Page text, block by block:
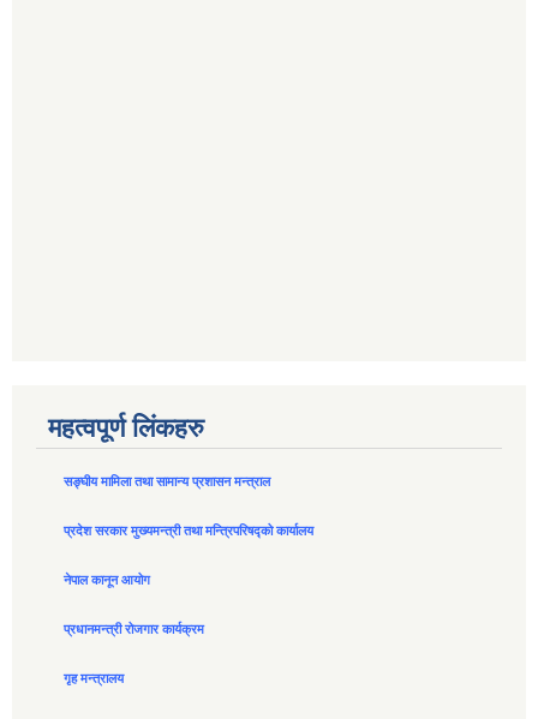
महत्वपूर्ण लिंकहरु
सङ्घीय मामिला तथा सामान्य प्रशासन मन्त्राल
प्रदेश सरकार मुख्यमन्त्री तथा मन्त्रिपरिषद्को कार्यालय
नेपाल कानून आयोग
प्रधानमन्त्री रोजगार कार्यक्रम
गृह मन्त्रालय